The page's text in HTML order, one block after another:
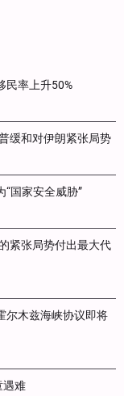
民率上升50%
缓和对伊朗紧张局势
国家安全威胁”
紧张局势付出最大代
尔木兹海峡协议即将
遇难